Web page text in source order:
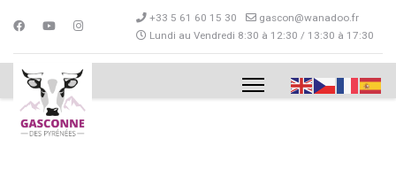
+33 5 61 60 15 30
gascon@wanadoo.fr
Lundi au Vendredi 8:30 à 12:30 / 13:30 à 17:30